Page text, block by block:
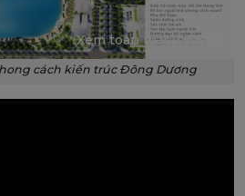
Xem toàn màn hình
cách kiến trúc Đông Dương